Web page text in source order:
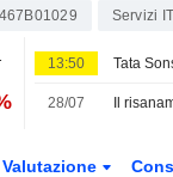
Servizi
13:50
28/07
Valutazione